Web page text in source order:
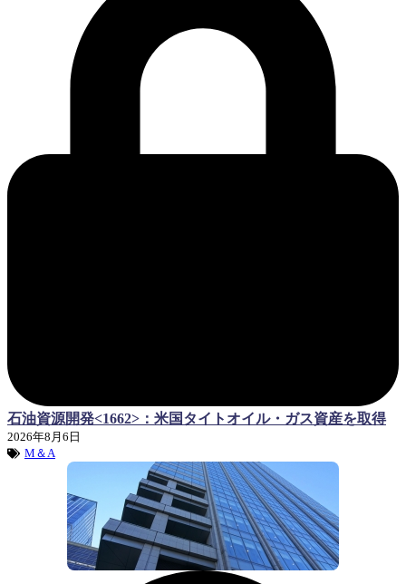
石油資源開発<1662>：米国タイトオイル・ガス資産を取得
2026年8月6日
M＆A